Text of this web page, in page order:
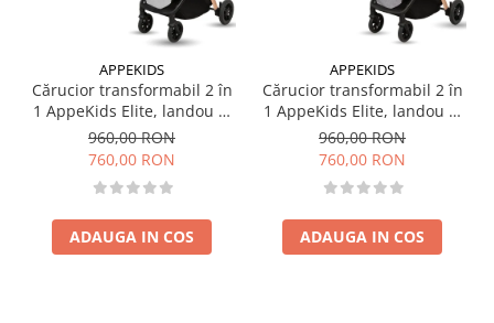
APPEKIDS
Cărucior transformabil 2 în
1 AppeKids Elite, landou și
scaun sport reversibil,
suspensii, adaptori scoică
auto, până la 22 kg - Navy
Grey
960,00 RON
760,00 RON
ADAUGA IN COS
APPEKIDS
Cărucior transformabil 2 în
1 AppeKids Elite, landou și
scaun sport reversibil,
suspensii, adaptori scoică
auto, până la 22 kg - Sand
960,00 RON
760,00 RON
ADAUGA IN COS